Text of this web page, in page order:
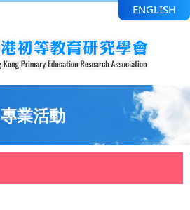
ENGLISH
專業活動